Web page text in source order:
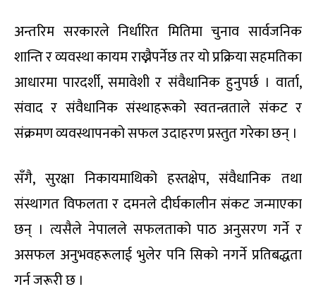
अन्तरिम सरकारले निर्धारित मितिमा चुनाव सार्वजनिक
शान्ति र व्यवस्था कायम राख्नैपर्नेछ तर यो प्रक्रिया सहमतिका
आधारमा पारदर्शी, समावेशी र संवैधानिक हुनुपर्छ । वार्ता,
संवाद र संवैधानिक संस्थाहरूको स्वतन्त्रताले संकट र
संक्रमण व्यवस्थापनको सफल उदाहरण प्रस्तुत गरेका छन् ।
सँगै, सुरक्षा निकायमाथिको हस्तक्षेप, संवैधानिक तथा
संस्थागत विफलता र दमनले दीर्घकालीन संकट जन्माएका
छन् । त्यसैले नेपालले सफलताको पाठ अनुसरण गर्ने र
असफल अनुभवहरूलाई भुलेर पनि सिको नगर्ने प्रतिबद्धता
गर्न जरूरी छ ।